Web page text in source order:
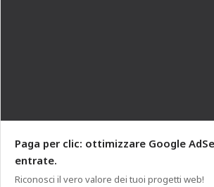
Paga per clic: ottimizzare Google
entrate.
Riconosci il vero valore dei tuoi progetti web!